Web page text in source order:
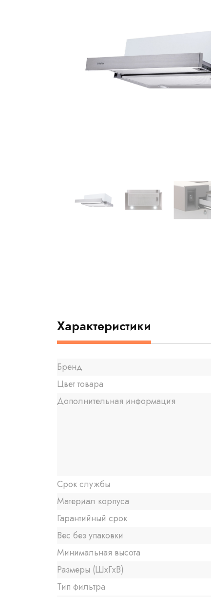
Характеристики
Бренд
Цвет товара
Дополнительная информация
Срок службы
Материал корпуса
Гарантийный срок
Вес без упаковки
Минимальная высота
Размеры (ШxГxВ)
Тип фильтра